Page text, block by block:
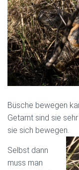
Büsche bewegen
Getarnt sind sie
sie sich bewegen.
Selbst dann
muss man